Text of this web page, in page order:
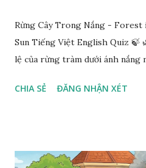
Rừng Cây Trong Nắng -
Sun Tiếng Việt English Quiz 🍃
lệ của rừng tràm dưới ánh nắng
CHIA SẺ ĐĂNG NHẬN XÉT